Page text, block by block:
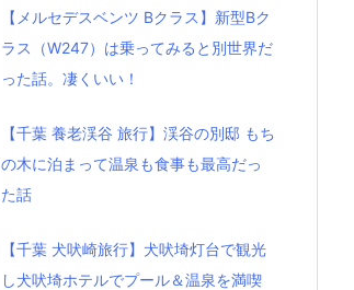
【メルセデスベンツ Bクラス】新型Bク
ラス（W247）は乗ってみると別世界だ
った話。凄くいい！
【千葉 養老渓谷 旅行】渓谷の別邸 もち
の木に泊まって温泉も食事も最高だっ
た話
【千葉 犬吠崎旅行】犬吠埼灯台で観光
し犬吠埼ホテルでプール＆温泉を満喫